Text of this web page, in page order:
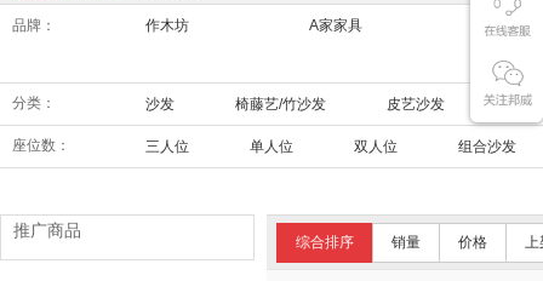
品牌： 作木坊 A家家具 索菲亚
分类： 沙发 椅藤艺/竹沙发 皮艺沙发 功能
座位数： 三人位 单人位 双人位 组合沙发
综合排序 销量 价格 上
推广商品